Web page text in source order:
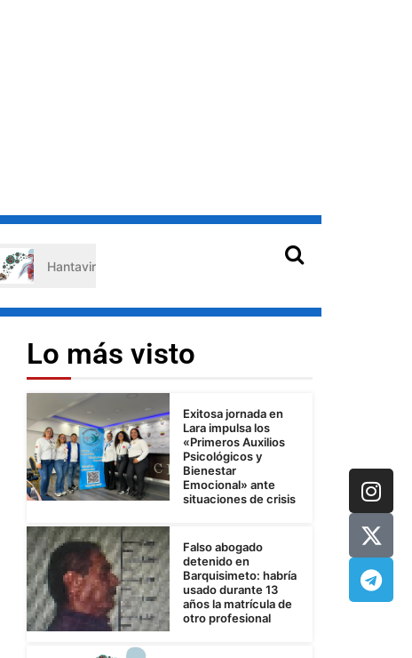
Hantavirus en Venezuela: claves de prevención para protegerse de
Lo más visto
Exitosa jornada en
Lara impulsa los
«Primeros Auxilios
Psicológicos y
Bienestar
Emocional» ante
situaciones de crisis
Falso abogado
detenido en
Barquisimeto: habría
usado durante 13
años la matrícula de
otro profesional